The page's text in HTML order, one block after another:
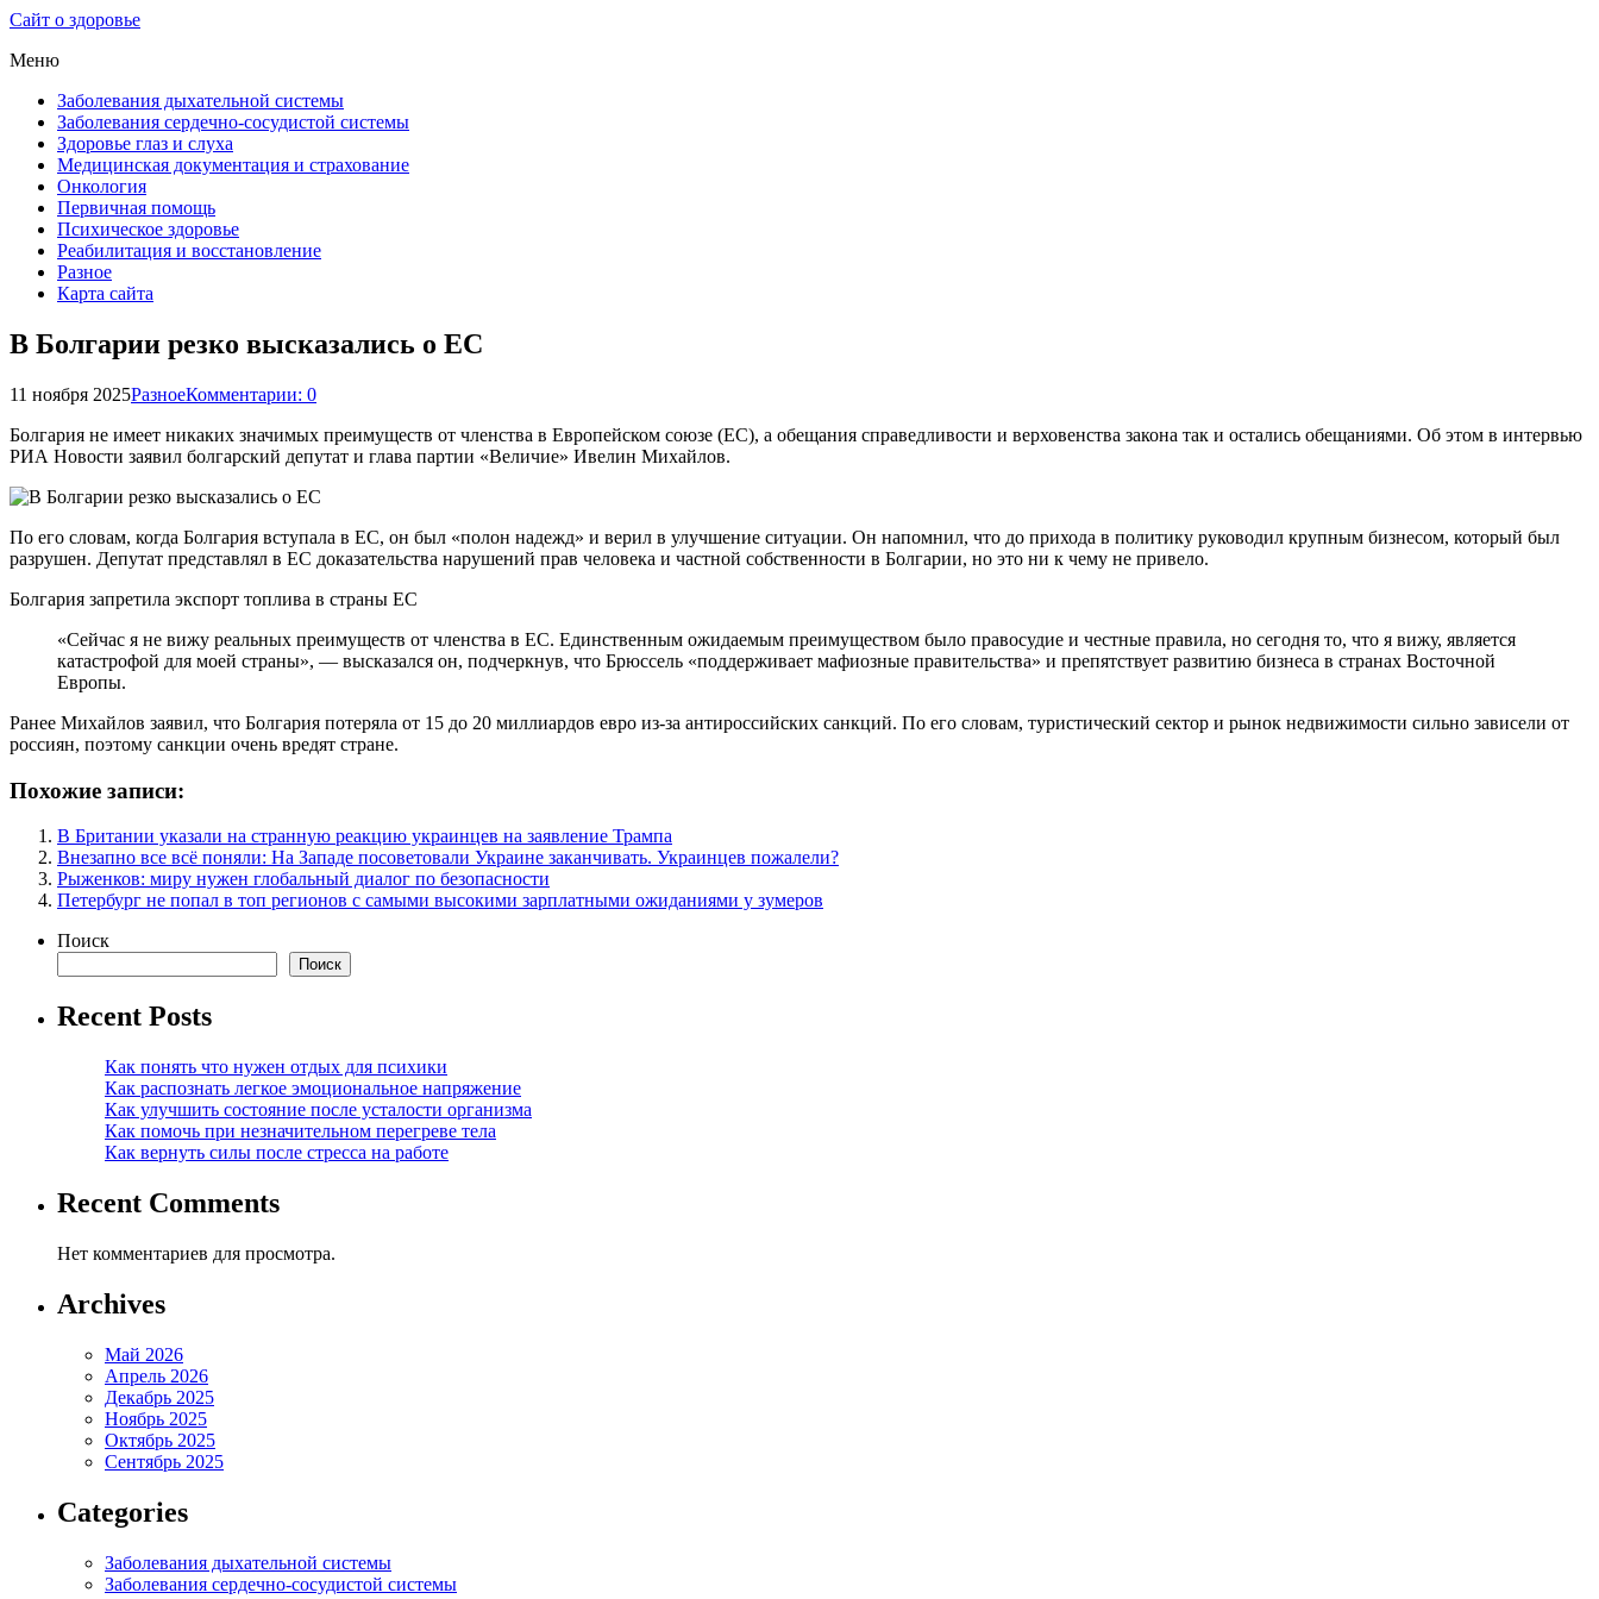
Сайт о здоровье
Меню
Заболевания дыхательной системы
Заболевания сердечно-сосудистой системы
Здоровье глаз и слуха
Медицинская документация и страхование
Онкология
Первичная помощь
Психическое здоровье
Реабилитация и восстановление
Разное
Карта сайта
В Болгарии резко высказались о ЕС
11 ноября 2025РазноеКомментарии: 0
Болгария не имеет никаких значимых преимуществ от членства в Европейском союзе (ЕС), а обещания справедливости и верховенства закона так и остались обещаниями. Об этом в интервью
РИА Новости заявил болгарский депутат и глава партии «Величие» Ивелин Михайлов.
По его словам, когда Болгария вступала в ЕС, он был «полон надежд» и верил в улучшение ситуации. Он напомнил, что до прихода в политику руководил крупным бизнесом, который был
разрушен. Депутат представлял в ЕС доказательства нарушений прав человека и частной собственности в Болгарии, но это ни к чему не привело.
Болгария запретила экспорт топлива в страны ЕС
«Сейчас я не вижу реальных преимуществ от членства в ЕС. Единственным ожидаемым преимуществом было правосудие и честные правила, но сегодня то, что я вижу, является
катастрофой для моей страны», — высказался он, подчеркнув, что Брюссель «поддерживает мафиозные правительства» и препятствует развитию бизнеса в странах Восточной
Европы.
Ранее Михайлов заявил, что Болгария потеряла от 15 до 20 миллиардов евро из-за антироссийских санкций. По его словам, туристический сектор и рынок недвижимости сильно зависели от
россиян, поэтому санкции очень вредят стране.
Похожие записи:
В Британии указали на странную реакцию украинцев на заявление Трампа
Внезапно все всё поняли: На Западе посоветовали Украине заканчивать. Украинцев пожалели?
Рыженков: миру нужен глобальный диалог по безопасности
Петербург не попал в топ регионов с самыми высокими зарплатными ожиданиями у зумеров
Поиск
Поиск
Recent Posts
Как понять что нужен отдых для психики
Как распознать легкое эмоциональное напряжение
Как улучшить состояние после усталости организма
Как помочь при незначительном перегреве тела
Как вернуть силы после стресса на работе
Recent Comments
Нет комментариев для просмотра.
Archives
Май 2026
Апрель 2026
Декабрь 2025
Ноябрь 2025
Октябрь 2025
Сентябрь 2025
Categories
Заболевания дыхательной системы
Заболевания сердечно-сосудистой системы